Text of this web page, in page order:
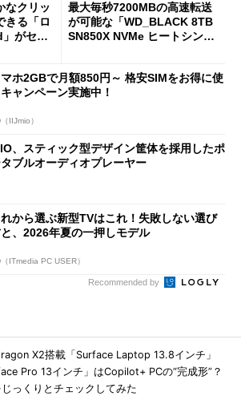
なクリッ
きる「ロ
がセー
最大毎秒7200MBの高速転送
が可能な「WD_BLACK 8TB
SN850X NVMe ヒートシンク
マホ2GBで月額850円～ 格安SIMをお得に使
ャンペーン実施中！
IIJmio）
、スティック型デザイン筐体を採用したポ
ブルオーディオプレーヤー
から選ぶ新型TVはこれ！失敗しない選び
、2026年夏の一押しモデル
ITmedia PC USER）
Recommended by
X2搭載「Surface Laptop 13.8インチ」
Pro 13インチ」はCopilot+ PCの“完成形”？
っくりとチェックしてみた